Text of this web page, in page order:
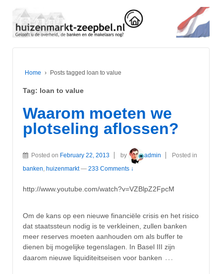
Home › Posts tagged loan to value
Tag: loan to value
Waarom moeten we
plotseling aflossen?
Posted on February 22, 2013 by admin
Posted in
banken, huizenmarkt — 233 Comments ↓
http://www.youtube.com/watch?v=VZBlpZ2FpcM
Om de kans op een nieuwe financiële crisis en het risico
dat staatssteun nodig is te verkleinen, zullen banken
meer reserves moeten aanhouden om als buffer te
dienen bij mogelijke tegenslagen. In Basel III zijn
daarom nieuwe liquiditeitseisen voor banken …